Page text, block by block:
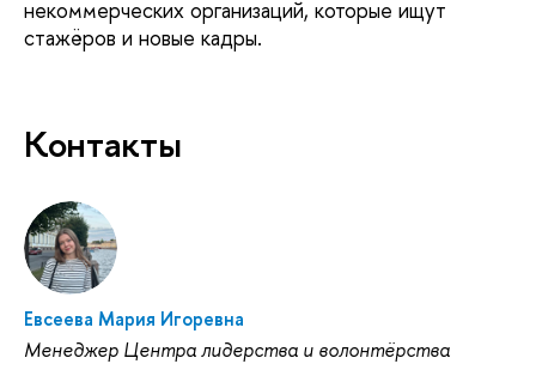
некоммерческих организаций, которые ищут
стажёров и новые кадры.
Контакты
Евсеева Мария Игоревна
Менеджер Центра лидерства и волонтёрства